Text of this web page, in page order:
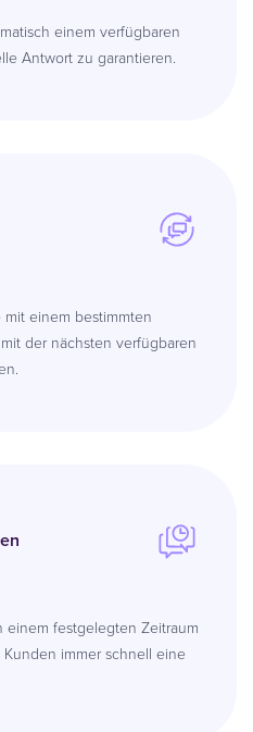
einem verfügbaren
Antwort zu garantieren.
einem bestimmten
der nächsten verfügbaren
einem festgelegten Zeitraum
immer schnell eine